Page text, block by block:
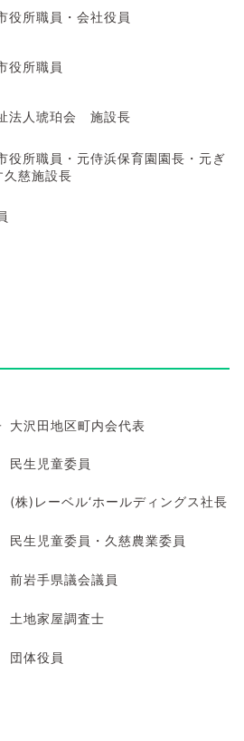
役所職員・会社役員
役所職員
法人琥珀会 施設長
役所職員・元侍浜保育園園長・元ぎ
久慈施設長
大沢田地区町内会代表
民生児童委員
(株)レーベル‘ホールディングス社長
民生児童委員・久慈農業委員
前岩手県議会議員
土地家屋調査士
団体役員